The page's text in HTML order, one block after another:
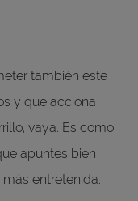
también este
y que acciona
vaya. Es como
apuntes bien
entretenida.